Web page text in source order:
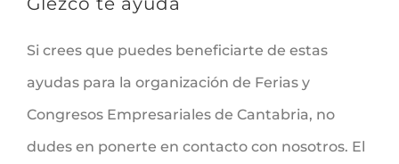
Si crees que puedes beneficiarte de estas
ayudas para la organización de Ferias y
Congresos Empresariales de Cantabria, no
dudes en ponerte en contacto con nosotros. El